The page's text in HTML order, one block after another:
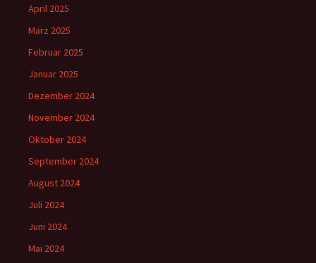
April 2025
März 2025
Februar 2025
Januar 2025
Dezember 2024
November 2024
Oktober 2024
September 2024
August 2024
Juli 2024
Juni 2024
Mai 2024